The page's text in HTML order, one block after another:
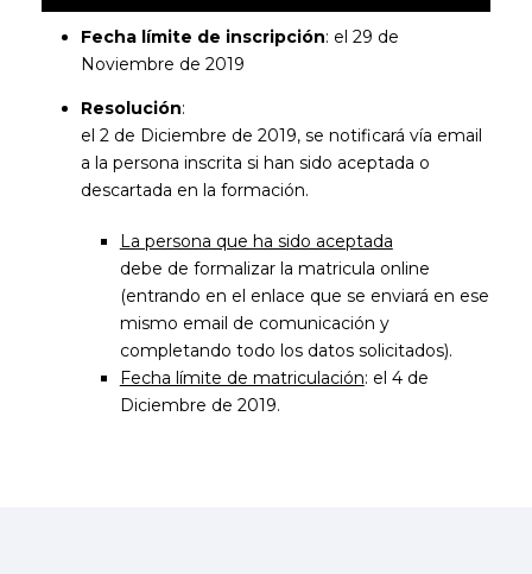
Fecha límite de inscripción: el 29 de
Noviembre de 2019
Resolución:
el 2 de Diciembre de 2019, se notificará vía email
a la persona inscrita si han sido aceptada o
descartada en la formación.
La persona que ha sido aceptada
debe de formalizar la matricula online
(entrando en el enlace que se enviará en ese
mismo email de comunicación y
completando todo los datos solicitados).
Fecha límite de matriculación: el 4 de
Diciembre de 2019.